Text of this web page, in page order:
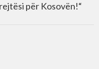
për Kosovën!“